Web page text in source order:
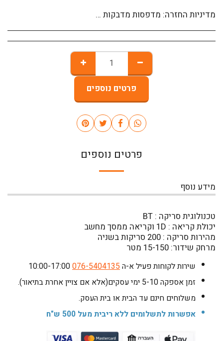
מדיניות החזרה: מדפסות מדבקות מוכנות לעבודה: • ניתן לבטל את העסקה באמצעות פניה טלפונית או בדואר אלקטרוני לשירות הלקוחות. ביטול העסקה יהיה בתוקף אך ורק לאחר קבלת דואר אלקטרוני חזרה המאשר את הבקשה לביטול העסקה. • ביטול/החזרת המוצר לא יאושרו במקרים הבאים. • חלפו 14 ימים מיום הרכישה. • האריזה המקורית של המדפסת איננה קיימת/ניזוקה באופן שאיננו מאפשר מכירת המוצר שוב. • נעשה שימוש כלשהו במדפסת/ב&quot;מוצרים&quot; שנרכשו באתר המעיד על כך שנעשה שימוש בהם, לדוגמא הוזן חומר גלם לפיית ההדפסה או נעשה ניסיון להדפיס דבר מה. • ישנם סימני שימוש כלשהם על המדפסת המעידים כי הייתה בשימוש בעבר כדוגמת שריטות, שפשופים או מכות. • ישנו נזק מכני/אלקטרוני למדפסת עצמה כדוגמת שברים, רכיבים תקולים או חלקים עקומים. • כל מקרה בו מכירת המדפסת מחדש תדרוש עלויות נוספות כלשהן. • הנהלת האתר שומרת לעצמה את הזכות שלא לאשר החזרת מוצר או ביטול עסקה בכל אחד מהמקרים שלעיל וכן גם את הזכות לאשר החזרת מוצר בהתאם לסיכום פרטני מול לקוח ובהתאם לכל מקרה ועניין ספציפי. • במקרה והחזרת המוצר/ביטול העסקה אושרו – יש להשיב את המוצר כאשר כל העלויות הכרוכות בהחזרת המוצר תחולנה על הלקוח. החזרת המוצר תיעשה כשהוא באריזתו המקורית בלבד בצירוף חשבונית/קבלה המקורית ושעדיין לא חלפו 14 יום מתאריך רכישת המוצר. לגבי חומרי גלם וחומרים מתכלים: •ניתן לבטל את העסקה באמצעות פניה טלפונית או בדואר אלקטרוני לשירות הלקוחות. ביטול העסקה יהיה בתוקף אך ורק לאחר קבלת פקס או דואר אלקטרוני חזרה מ&quot;ברקוד פור יו - צפון&quot; המאשר את הבקשה לביטול העסקה. • הביטול/החזרת המוצר לא יאושרו במקרים הבאים. • חלפו 14 ימים מיום הרכישה. • האריזה המקורית של המוצר איננה קיימת/ניזוקה באופן שאיננו מאפשר מכירת המוצר שוב. • אריזת הוואקום של חומר הגלם נפתחה או לחילופין ניזוקה בצורה כזו שאיננה יוצרת וואקום סביב גליל החומר. • המוצר נפתח בצורה כזו שישנה אפשרות שנעשה שימוש כלשהוא במוצר. • נעשה שימוש כלשהו במוצר בצורה כזו שכילתה חלק ממנו או לחילופין המעידה כי נעשה בו שימוש ואיננו מוצר חדש. • כל מקרה בו מכירת המוצר מחדש תדרוש עלויות נוספות כלשהן. • הנהלת האתר שומרת לעצמה את הזכות שלא לאשר החזרת מוצר או ביטול עסקה בכל אחד מהמקרים שלעיל וכן גם את הזכות לאשר החזרת מוצר בהתאם לסיכום פרטני מול לקוח ובהתאם לכל מקרה ועניין ספציפי. • במקרה והחזרת המוצר/ביטול העסקה אושרו – יש להשיב את המוצר כאשר כל העלויות הכרוכות בהחזרת המוצר תחולנה על הלקוח. החזרת המוצר תיעשה כשהוא באריזתו המקורית בלבד בצירוף הקבלה המקורית ושעדיין לא חלפו 14 יום מתאריך רכישת המוצר.
פרטים נוספים
פרטים נוספים
מידע נוסף
טכנולוגית סריקה : BT
יכולת קריאה : 1D וקריאה ממסך מחשב
מהירות סריקה : 200 סריקות בשניה
מרחק שידור: 15-150 מטר
שירות לקוחות פעיל א-ה 10:00-17:00076-5404135
זמן אספקה 5-10 ימי עסקים(אלא אם צויין אחרת בתיאור).
משלוחים חינם עד הבית או בית העסק.
אפשרות לתשלומים ללא ריבית מעל 500 ש"ח